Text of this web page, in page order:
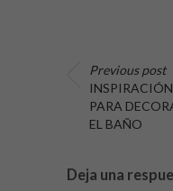
Previous post
INSPIRACIÓN
PARA
EL BAÑO
Deja una